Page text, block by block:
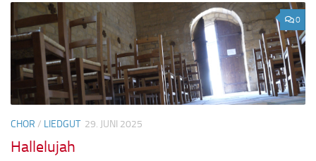
0
CHOR / LIEDGUT 29. JUNI 2025
Hallelujah